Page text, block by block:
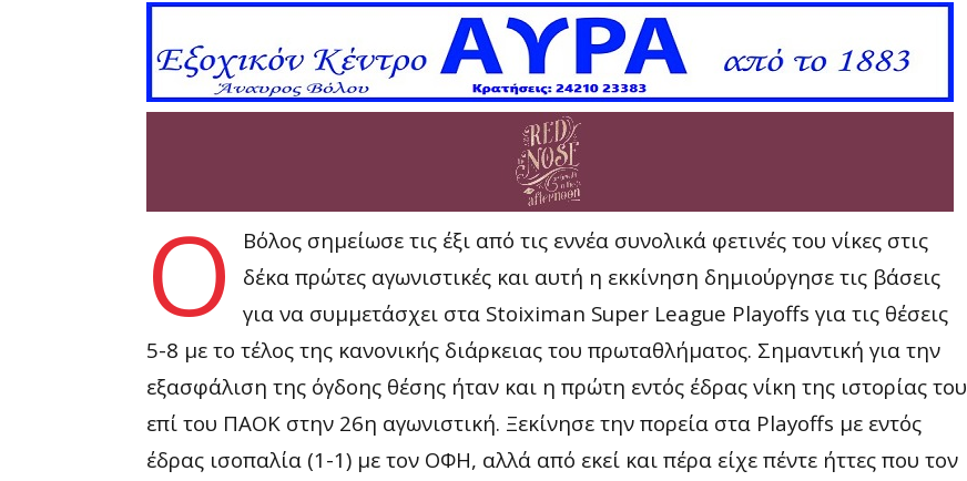
Ο
Βόλος σημείωσε τις έξι από τις εννέα συνολικά φετινές του νίκες στις
δέκα πρώτες αγωνιστικές και αυτή η εκκίνηση δημιούργησε τις βάσεις
για να συμμετάσχει στα Stoiximan Super League Playoffs για τις θέσεις
5-8 με το τέλος της κανονικής διάρκειας του πρωταθλήματος. Σημαντική για την
εξασφάλιση της όγδοης θέσης ήταν και η πρώτη εντός έδρας νίκη της ιστορίας του
επί του ΠΑΟΚ στην 26η αγωνιστική. Ξεκίνησε την πορεία στα Playoffs με εντός
έδρας ισοπαλία (1-1) με τον ΟΦΗ, αλλά από εκεί και πέρα είχε πέντε ήττες που τον